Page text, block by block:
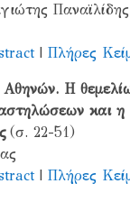
| Πλήρες
Η
και η
(σ. 22-51)
| Πλήρες